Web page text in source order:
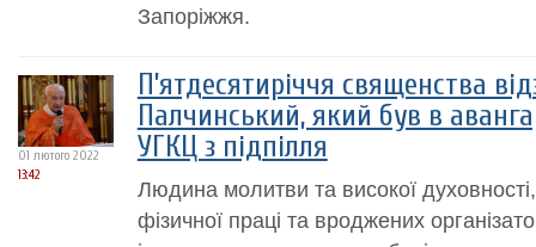
Запоріжжя.
01 лютого 2022
13:42
П’ятдесятиріччя священства
Палчинський, який був в
УГКЦ з підпілля
Людина молитви та високої
фізичної праці та вроджених